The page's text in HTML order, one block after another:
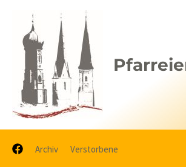
springen
Archiv Verstorbene